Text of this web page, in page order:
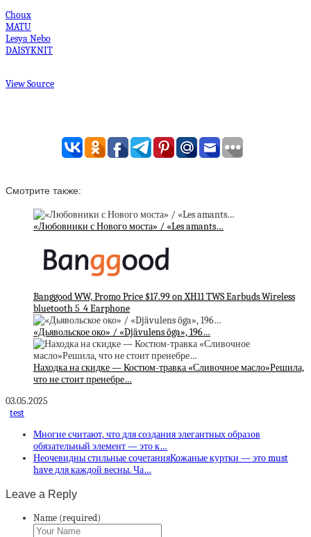
Choux
MATU
Lesya Nebo
DAISYKNIT
View Source
Смотрите также:
«Любовники с Нового моста» / «Les amants…
Banggood WW, Promo Price $17.99 on XH11 TWS Earbuds Wireless
bluetooth 5_4 Earphone
«Дьявольское око» / «Djävulens öga», 196…
Находка на скидке — Костюм-травка «Сливочное масло»Решила,
что не стоит пренебре…
03.05.2025
test
Многие считают, что для создания элегантных образов
обязательный элемент — это к…
Неочевидны стильные сочетанияКожаные куртки — это must
have для каждой весны. Ча…
Leave a Reply
Name (required)